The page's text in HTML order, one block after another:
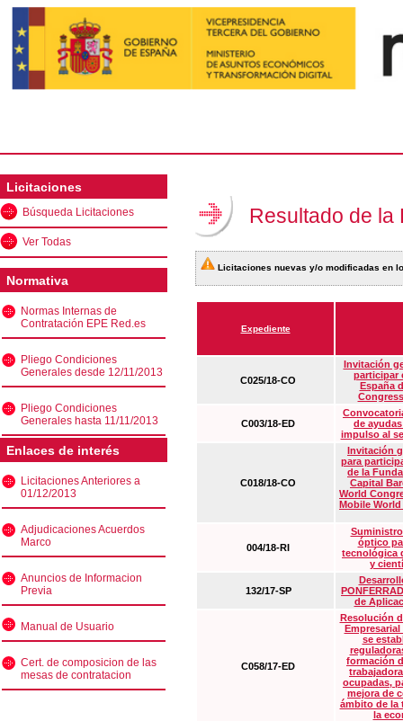
Licitaciones
Búsqueda Licitaciones
Ver Todas
Normativa
Normas Internas de
Contratación EPE Red.es
Pliego Condiciones
Generales desde 12/11/2013
Pliego Condiciones
Generales hasta 11/11/2013
Enlaces de interés
Licitaciones Anteriores a
01/12/2013
Adjudicaciones Acuerdos
Marco
Anuncios de Informacion
Previa
Manual de Usuario
Cert. de composicion de las
mesas de contratacion
Resultado de la
Licitaciones nuevas y/o modificadas en
Expediente
C025/18-CO
Invitación
participar
España
C003/18-ED
de
impulso al
C018/18-CO
Invitación
para
de la
Capital
World
Mobile
004/18-RI
óptico
tecnológica
y
132/17-SP
de
C058/17-ED
Resolución
Empresarial
se
formación
ocupadas,
mejora de
ámbito de la
la